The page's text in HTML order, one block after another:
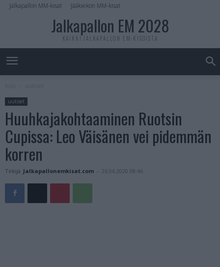
Jalkapallon MM-kisat Jääkiekon MM-kisat
Jalkapallon EM 2028
KAIKKI JALKAPALLON EM-KISOISTA
uutiset
Huuhkajakohtaaminen Ruotsin
Cupissa: Leo Väisänen vei pidemmän
korren
Tekijä Jalkapallonemkisat.com - 26.06.2020 08:46